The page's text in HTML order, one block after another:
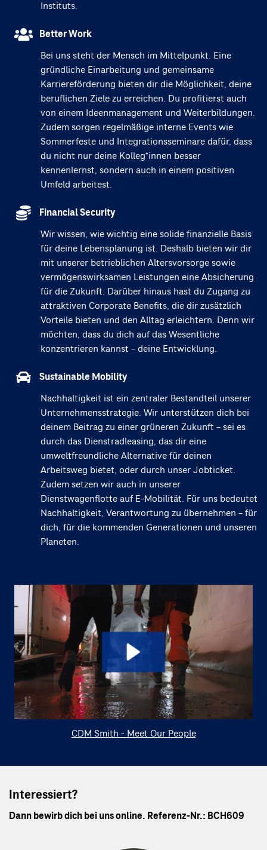
Instituts.
Better Work
Bei uns steht der Mensch im Mittelpunkt. Eine
gründliche Einarbeitung und gemeinsame
Karriereförderung bieten dir die Möglichkeit, deine
beruflichen Ziele zu erreichen. Du profitierst auch
von einem Ideenmanagement und Weiterbildungen.
Zudem sorgen regelmäßige interne Events wie
Sommerfeste und Integrationsseminare dafür, dass
du nicht nur deine Kolleg*innen besser
kennenlernst, sondern auch in einem positiven
Umfeld arbeitest.
Financial Security
Wir wissen, wie wichtig eine solide finanzielle Basis
für deine Lebensplanung ist. Deshalb bieten wir dir
mit unserer betrieblichen Altersvorsorge sowie
vermögenswirksamen Leistungen eine Absicherung
für die Zukunft. Darüber hinaus hast du Zugang zu
attraktiven Corporate Benefits, die dir zusätzlich
Vorteile bieten und den Alltag erleichtern. Denn wir
möchten, dass du dich auf das Wesentliche
konzentrieren kannst – deine Entwicklung.
Sustainable Mobility
Nachhaltigkeit ist ein zentraler Bestandteil unserer
Unternehmensstrategie. Wir unterstützen dich bei
deinem Beitrag zu einer grüneren Zukunft – sei es
durch das Dienstradleasing, das dir eine
umweltfreundliche Alternative für deinen
Arbeitsweg bietet, oder durch unser Jobticket.
Zudem setzen wir auch in unserer
Dienstwagenflotte auf E-Mobilität. Für uns bedeutet
Nachhaltigkeit, Verantwortung zu übernehmen – für
dich, für die kommenden Generationen und unseren
Planeten.
CDM Smith - Meet Our People
Interessiert?
Dann bewirb dich bei uns online. Referenz-Nr.: BCH609